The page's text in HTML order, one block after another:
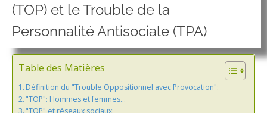
(TOP) et le Trouble de la
Personnalité Antisociale (TPA)
Table des Matières
Définition du "Trouble Oppositionnel avec Provocation":
"TOP": Hommes et femmes…
"TOP" et réseaux sociaux: